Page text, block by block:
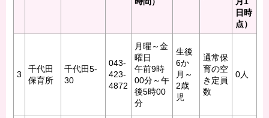
日時
点）
3
千代田
保育所
千代田5-
30
043-
423-
4872
月曜～金
曜日
午前9時
00分～午
後5時00
分
生後
6か
月～
2歳
児
通常保
育の空
き定員
数
0人